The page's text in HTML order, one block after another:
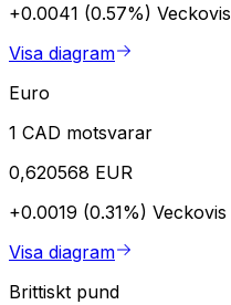
+0.0041 (0.57%) Veckovis
Visa diagram
Euro
1 CAD motsvarar
0,620568 EUR
+0.0019 (0.31%) Veckovis
Visa diagram
Brittiskt pund